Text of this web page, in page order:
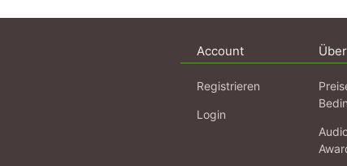
Account
Registrieren
Login